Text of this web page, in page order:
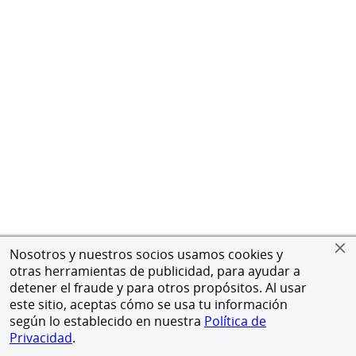
Nosotros y nuestros socios usamos cookies y
otras herramientas de publicidad, para ayudar a
detener el fraude y para otros propósitos. Al usar
este sitio, aceptas cómo se usa tu información
según lo establecido en nuestra Política de
Privacidad.